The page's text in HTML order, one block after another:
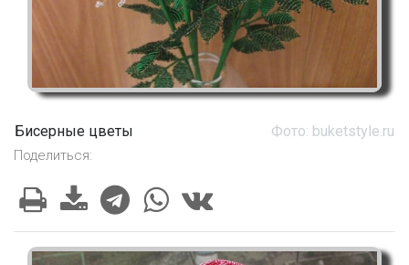
Бисерные цветы Фото: buketstyle.ru
Поделиться: